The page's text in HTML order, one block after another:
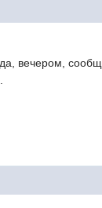
вечером,